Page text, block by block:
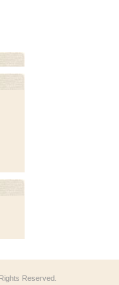
Rights Reserved.